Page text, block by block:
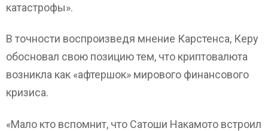
катастрофы».
В точности воспроизведя мнение Карстенса, Керу
обосновал свою позицию тем, что криптовалюта
возникла как «афтершок» мирового финансового
кризиса.
«Мало кто вспомнит, что Сатоши Накамото встроил